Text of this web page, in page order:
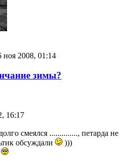
ноя 2008, 01:14
зимы?
16:17
смеялся .............., петарда не
обсуждали
)))